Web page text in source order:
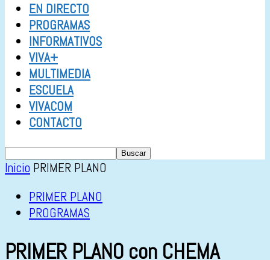
EN DIRECTO
PROGRAMAS
INFORMATIVOS
VIVA+
MULTIMEDIA
ESCUELA
VIVACOM
CONTACTO
Inicio PRIMER PLANO
PRIMER PLANO
PROGRAMAS
PRIMER PLANO con CHEMA